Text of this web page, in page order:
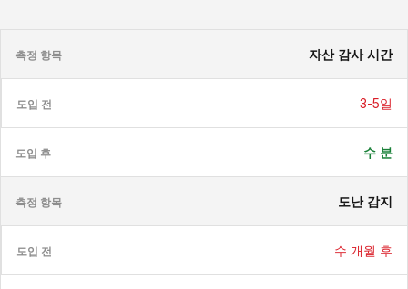
자산 감사 시간
3-5일
수 분
도난 감지
수 개월 후